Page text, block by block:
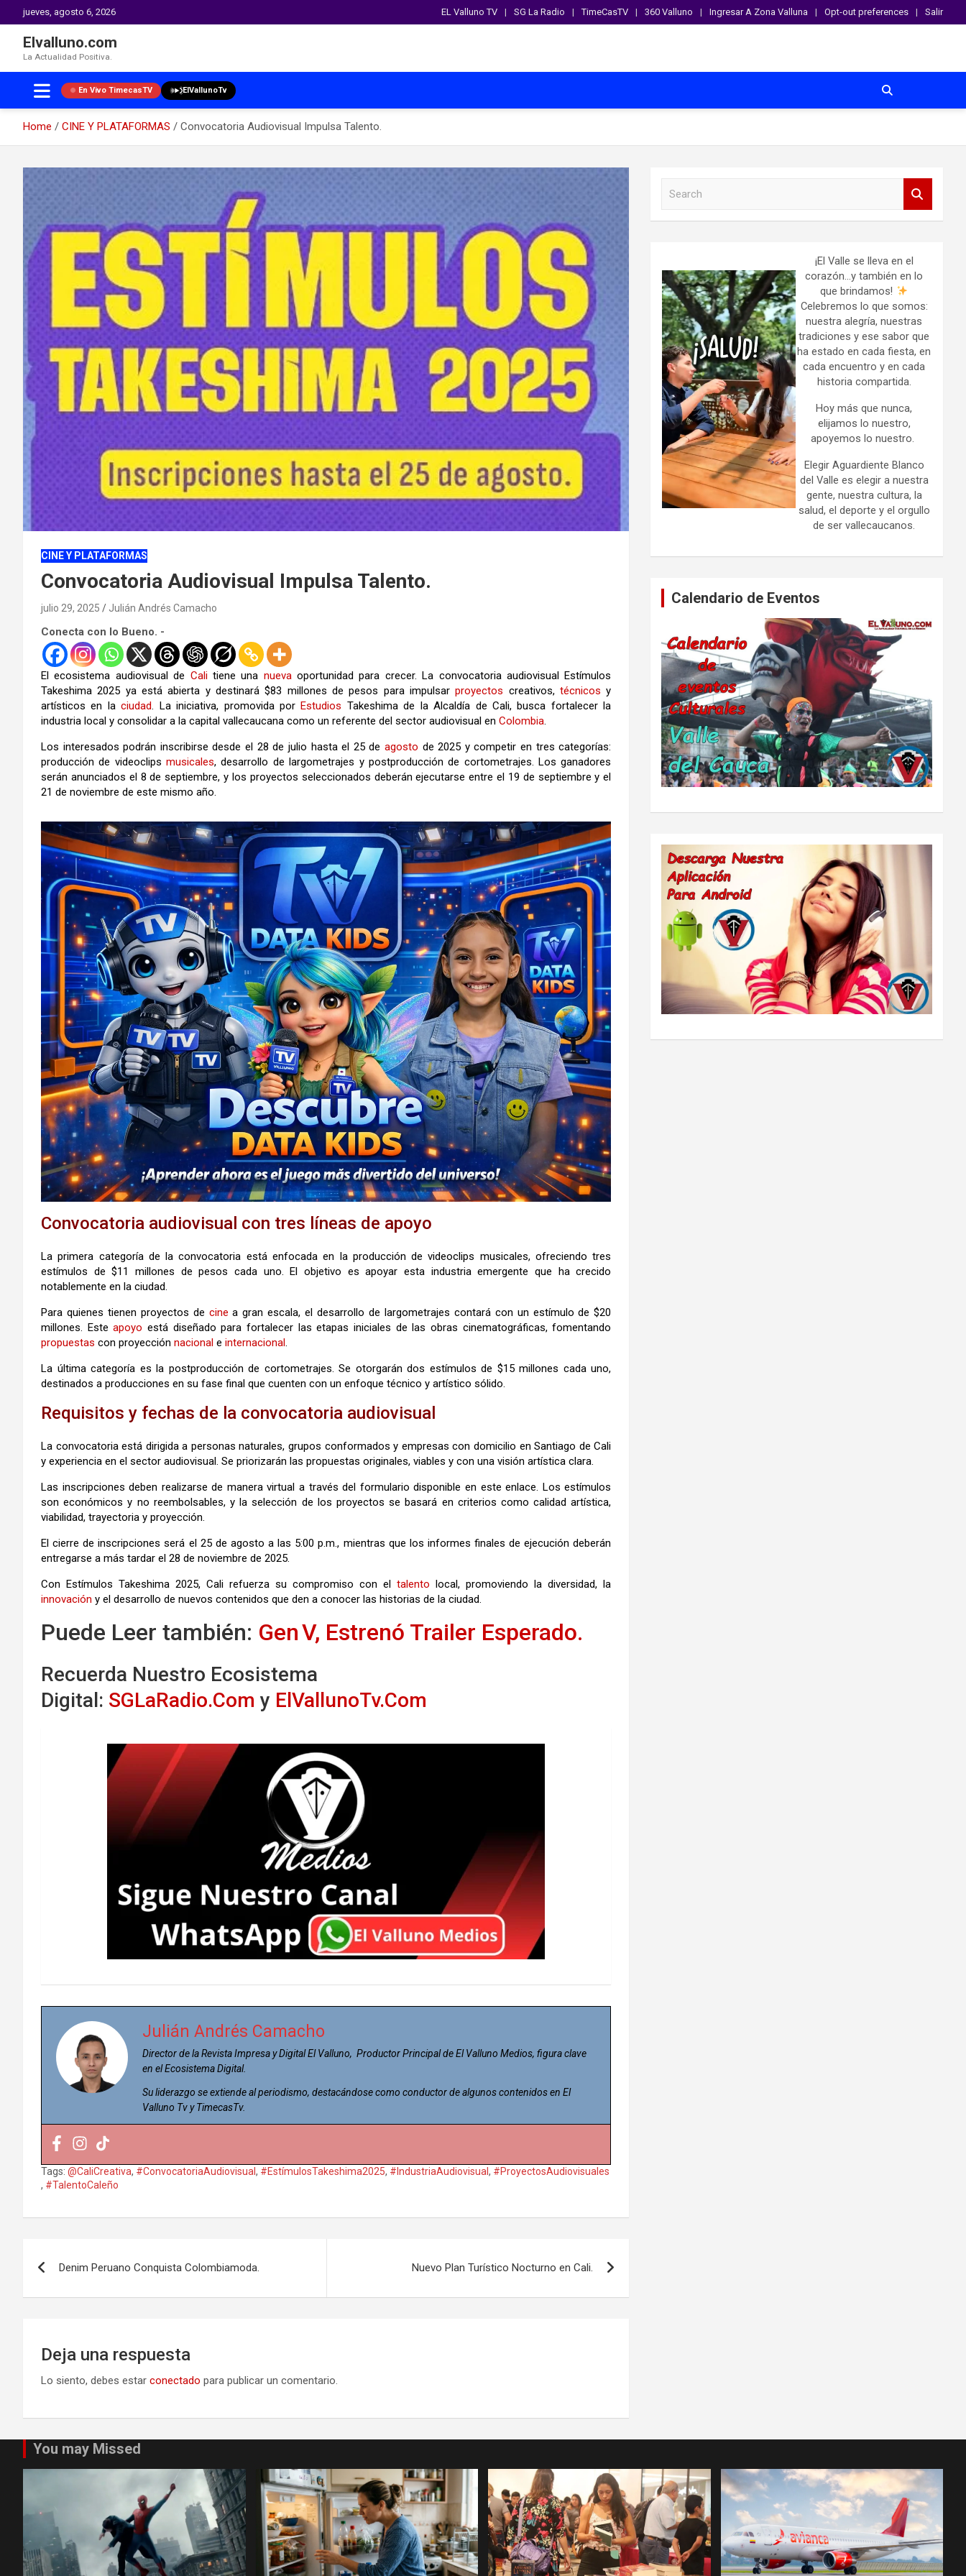
jueves, agosto 6, 2026 EL Valluno TV SG La Radio TimeCasTV 360 Valluno Ingresar A Zona Valluna Opt-out preferences Salir
Elvalluno.com
La Actualidad Positiva.
En Vivo TimecasTV ElVallunoTv
Home CINE Y PLATAFORMAS
Convocatoria Audiovisual Impulsa Talento.
content
CINE Y PLATAFORMAS
Convocatoria Audiovisual Impulsa Talento.
julio 29, 2025 Julián Andrés Camacho
Conecta con lo Bueno. -
El ecosistema audiovisual de Calitiene una nuevaoportunidad para crecer. La convocatoria audiovisual Estímulos
Takeshima 2025 ya está abierta y destinará $83 millones de pesos para impulsarproyectos creativos,técnicos y
artísticos en laciudad. La iniciativa, promovida porEstudios Takeshima de la Alcaldía de Cali, busca fortalecer la
industria local y consolidar a la capital vallecaucana como un referente del sector audiovisual en Colombia.
Los interesados podrán inscribirse desde el 28 de julio hasta el 25 deagosto de 2025 y competir en tres categorías:
producción de videoclipsmusicales, desarrollo de largometrajes y postproducción de cortometrajes. Los ganadores
serán anunciados el 8 de septiembre, y los proyectos seleccionados deberán ejecutarse entre el 19 de septiembre y el
21 de noviembre de este mismo año.
Convocatoria audiovisual con tres líneas de apoyo
La primera categoría de la convocatoria está enfocada en la producción de videoclips musicales, ofreciendo tres
estímulos de $11 millones de pesos cada uno. El objetivo es apoyar esta industria emergente que ha crecido
notablemente en la ciudad.
Para quienes tienen proyectos de cine a gran escala, el desarrollo de largometrajes contará con un estímulo de $20
millones. Esteapoyo está diseñado para fortalecer las etapas iniciales de las obras cinematográficas, fomentando
propuestas con proyección nacional e internacional.
La última categoría es la postproducción de cortometrajes. Se otorgarán dos estímulos de $15 millones cada uno,
destinados a producciones en su fase final que cuenten con un enfoque técnico y artístico sólido.
Requisitos y fechas de la convocatoria audiovisual
La convocatoria está dirigida a personas naturales, grupos conformados y empresas con domicilio en Santiago de Cali
y experiencia en el sector audiovisual. Se priorizarán las propuestas originales, viables y con una visión artística clara.
Las inscripciones deben realizarse de manera virtual a través del formulario disponible en este enlace. Los estímulos
son económicos y no reembolsables, y la selección de los proyectos se basará en criterios como calidad artística,
viabilidad, trayectoria y proyección.
El cierre de inscripciones será el 25 de agosto a las 5:00 p.m., mientras que los informes finales de ejecución deberán
entregarse a más tardar el 28 de noviembre de 2025.
Con Estímulos Takeshima 2025, Cali refuerza su compromiso con eltalento local, promoviendo la diversidad, la
innovación y el desarrollo de nuevos contenidos que den a conocer las historias de la ciudad.
Puede Leer también: Gen V, Estrenó Trailer Esperado.
Recuerda Nuestro Ecosistema
Digital: SGLaRadio.Com y ElVallunoTv.Com
Julián Andrés Camacho
Director de la Revista Impresa y Digital El Valluno, Productor Principal de El Valluno Medios, figura clave
en el Ecosistema Digital.
Su liderazgo se extiende al periodismo, destacándose como conductor de algunos contenidos en El
Valluno Tv y TimecasTv.
Tags: @CaliCreativa, #ConvocatoriaAudiovisual, #EstímulosTakeshima2025, #IndustriaAudiovisual, #ProyectosAudiovisuales
, #TalentoCaleño
Denim Peruano Conquista Colombiamoda. Nuevo Plan Turístico Nocturno en Cali.
Deja una respuesta
Lo siento, debes estar conectado para publicar un comentario.
¡El Valle se lleva en el
corazón…y también en lo
que brindamos!
Celebremos lo que somos:
nuestra alegría, nuestras
tradiciones y ese sabor que
ha estado en cada fiesta, en
cada encuentro y en cada
historia compartida.
Hoy más que nunca,
elijamos lo nuestro,
apoyemos lo nuestro.
Elegir Aguardiente Blanco
del Valle es elegir a nuestra
gente, nuestra cultura, la
salud, el deporte y el orgullo
de ser vallecaucanos.
Calendario de Eventos
You may Missed